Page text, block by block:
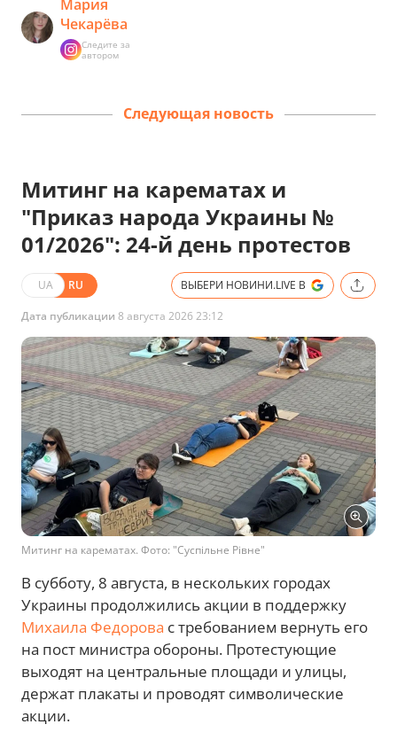
Мария
Чекарёва
Следите за
автором
Следующая новость
Митинг на карематах и
"Приказ народа Украины №
01/2026": 24-й день протестов
UA RU ВЫБЕРИ НОВИНИ.LIVE В
Дата публикации 8 августа 2026 23:12
Митинг на карематах. Фото: "Суспільне Рівне"
В субботу, 8 августа, в нескольких городах
Украины продолжились акции в поддержку
Михаила Федорова с требованием вернуть его
на пост министра обороны. Протестующие
выходят на центральные площади и улицы,
держат плакаты и проводят символические
акции.